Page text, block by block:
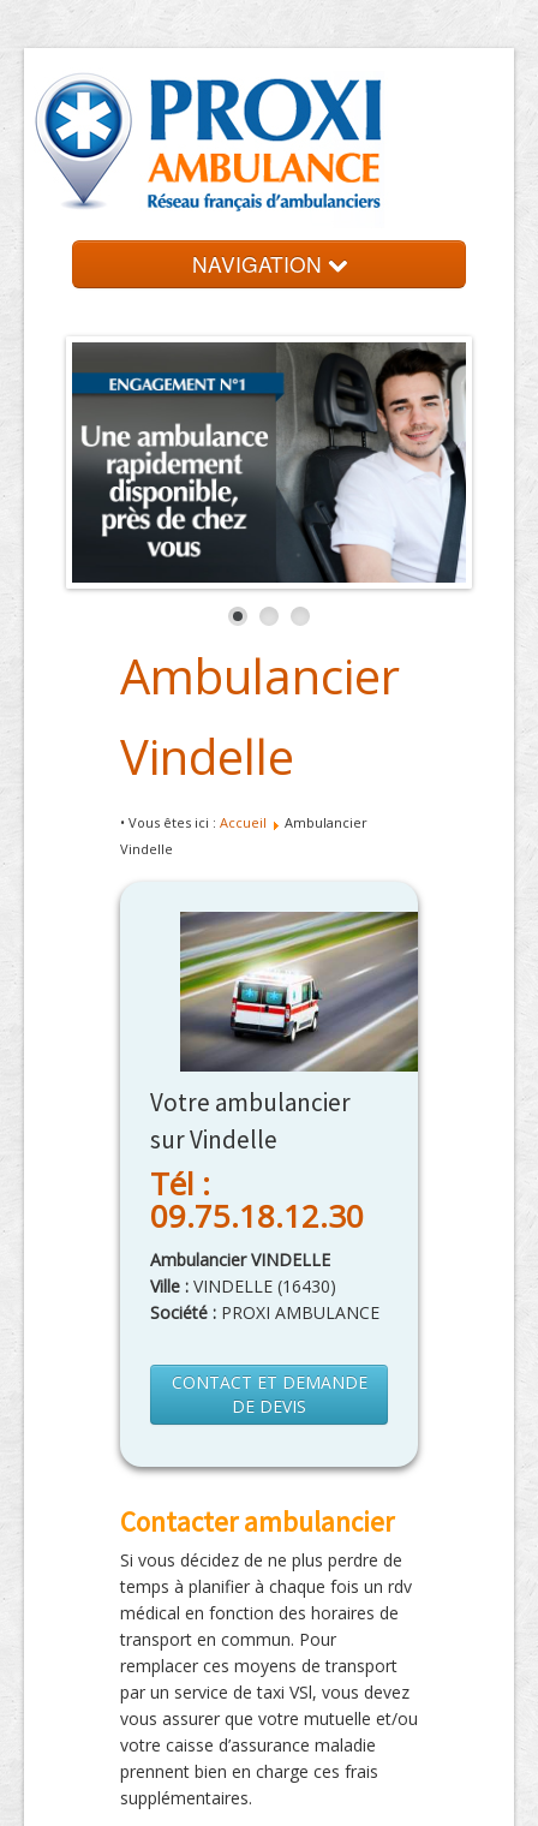
NAVIGATION
Ambulancier
Vindelle
• Vous êtes ici : Accueil
Ambulancier
Vindelle
Votre ambulancier
sur Vindelle
Tél :
09.75.18.12.30
Ambulancier VINDELLE
Ville : VINDELLE (16430)
Société : PROXI AMBULANCE
CONTACT ET DEMANDE
DE DEVIS
Contacter ambulancier
Si vous décidez de ne plus perdre de
temps à planifier à chaque fois un rdv
médical en fonction des horaires de
transport en commun. Pour
remplacer ces moyens de transport
par un service de taxi VSl, vous devez
vous assurer que votre mutuelle et/ou
votre caisse d’assurance maladie
prennent bien en charge ces frais
supplémentaires.